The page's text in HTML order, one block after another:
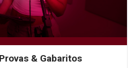
& Gabaritos